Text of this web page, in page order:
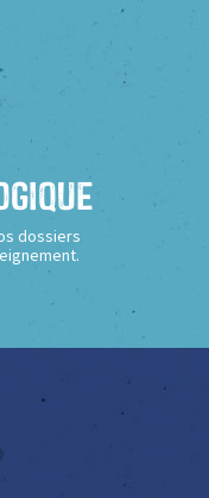
dossiers